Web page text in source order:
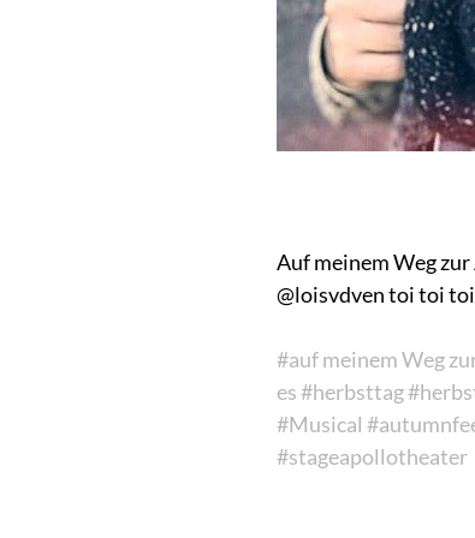
Auf meinem Weg
@loisvdven toi toi
#auf meinem Weg
es#herbsttag
#Musical
#stageapollotheater